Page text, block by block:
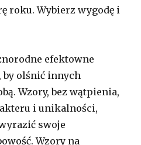
roku. Wybierz wygodę i
efektowne
olśnić innych
Wzory, bez wątpienia,
i unikalności,
swoje
Wzory na